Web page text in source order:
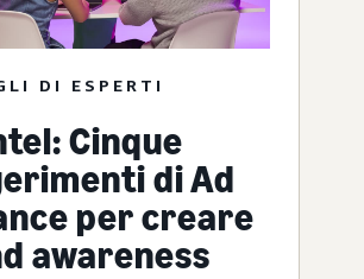
DI ESPERTI
Cinque
di Ad
per creare
awareness